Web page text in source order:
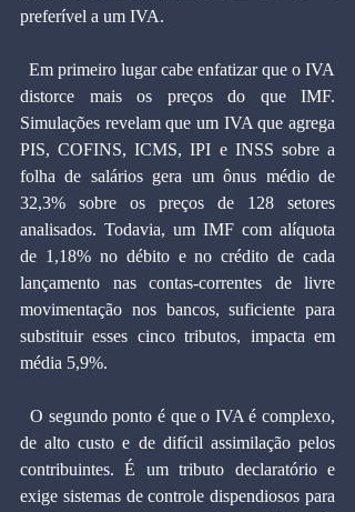
preferível a um IVA.
distorce mais os preços do que IMF.
Simulações revelam que um IVA que agrega
PIS, COFINS, ICMS, IPI e INSS sobre a
folha de salários gera um ônus médio de
32,3% sobre os preços de 128 setores
analisados. Todavia, um IMF com alíquota
de 1,18% no débito e no crédito de cada
lançamento nas contas-correntes de livre
movimentação nos bancos, suficiente para
substituir esses cinco tributos, impacta em
média 5,9%.
  O segundo ponto é que o IVA é complexo,
de alto custo e de difícil assimilação pelos
contribuintes. É um tributo declaratório e
exige sistemas de controle dispendiosos para